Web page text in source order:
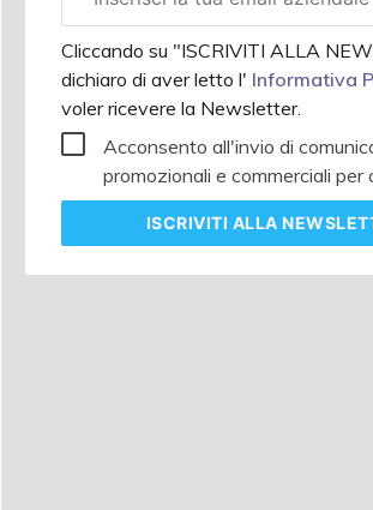
aziendale
Cliccando su "ISCRIVITI ALLA
dichiaro di aver letto l' Informativa
voler ricevere la Newsletter.
Acconsento all'invio di
promozionali e commerciali per
ISCRIVITI ALLA